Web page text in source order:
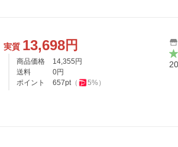
実質 13,698円
商品価格 14,355 円
送料
0円
ポイント
657pt（ 5%）